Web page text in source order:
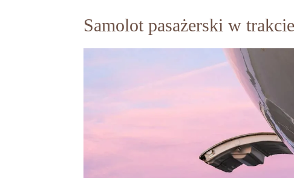
Samolot pasażerski w